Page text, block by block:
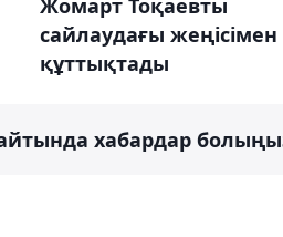
Жомарт Тоқаевты
сайлаудағы жеңісімен
құттықтады
хабардар